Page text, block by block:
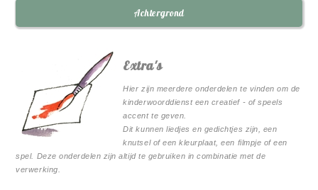
Achtergrond
Extra's
Hier zijn meerdere onderdelen te vinden om de
kinderwoorddienst een creatief - of speels
accent te geven.
Dit kunnen liedjes en gedichtjes zijn, een
knutsel of een kleurplaat, een filmpje of een
spel. Deze onderdelen zijn altijd te gebruiken in combinatie met de
verwerking.